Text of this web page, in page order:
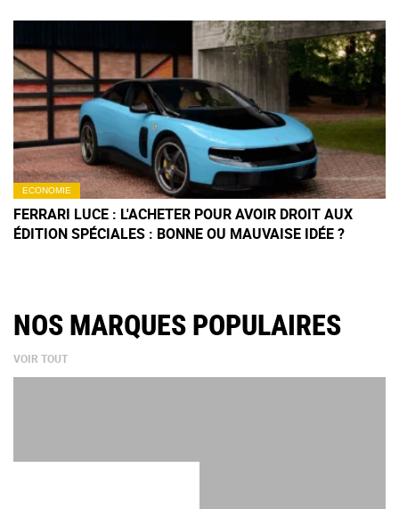
ECONOMIE
FERRARI LUCE : L'ACHETER POUR AVOIR DROIT AUX
ÉDITION SPÉCIALES : BONNE OU MAUVAISE IDÉE ?
NOS MARQUES POPULAIRES
VOIR TOUT